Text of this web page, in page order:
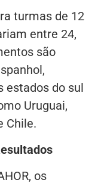
turmas de 12
entre 24,
são
estados do sul
Uruguai,
Chile.
os